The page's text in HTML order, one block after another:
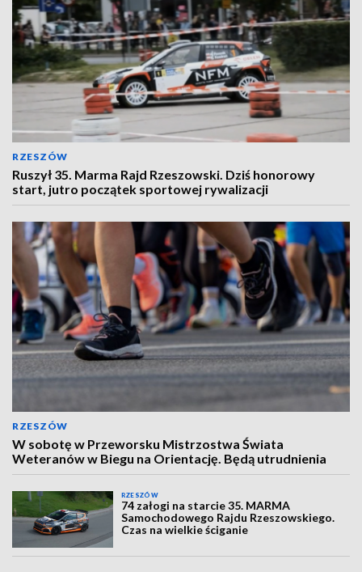
RZESZÓW
Ruszył 35. Marma Rajd Rzeszowski. Dziś honorowy
start, jutro początek sportowej rywalizacji
RZESZÓW
W sobotę w Przeworsku Mistrzostwa Świata
Weteranów w Biegu na Orientację. Będą utrudnienia
RZESZÓW
74 załogi na starcie 35. MARMA
Samochodowego Rajdu Rzeszowskiego.
Czas na wielkie ściganie